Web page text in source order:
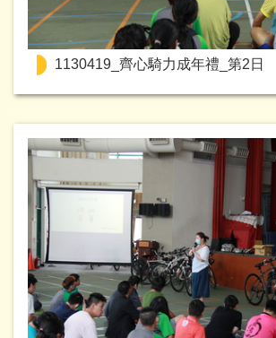
1130419_齊心騎力成年禮_第2日